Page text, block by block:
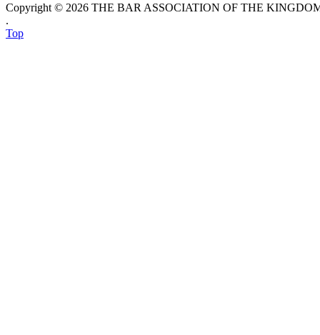
Copyright © 2026 THE BAR ASSOCIATION OF THE
.
Top